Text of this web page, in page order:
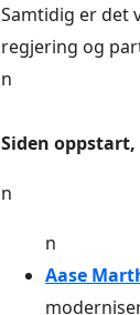
Samtidig er det
regjering og
n
Siden
n
n
Aase